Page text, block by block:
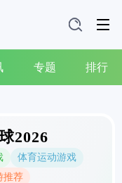
专题 排行
2026
体育运动游戏
推荐